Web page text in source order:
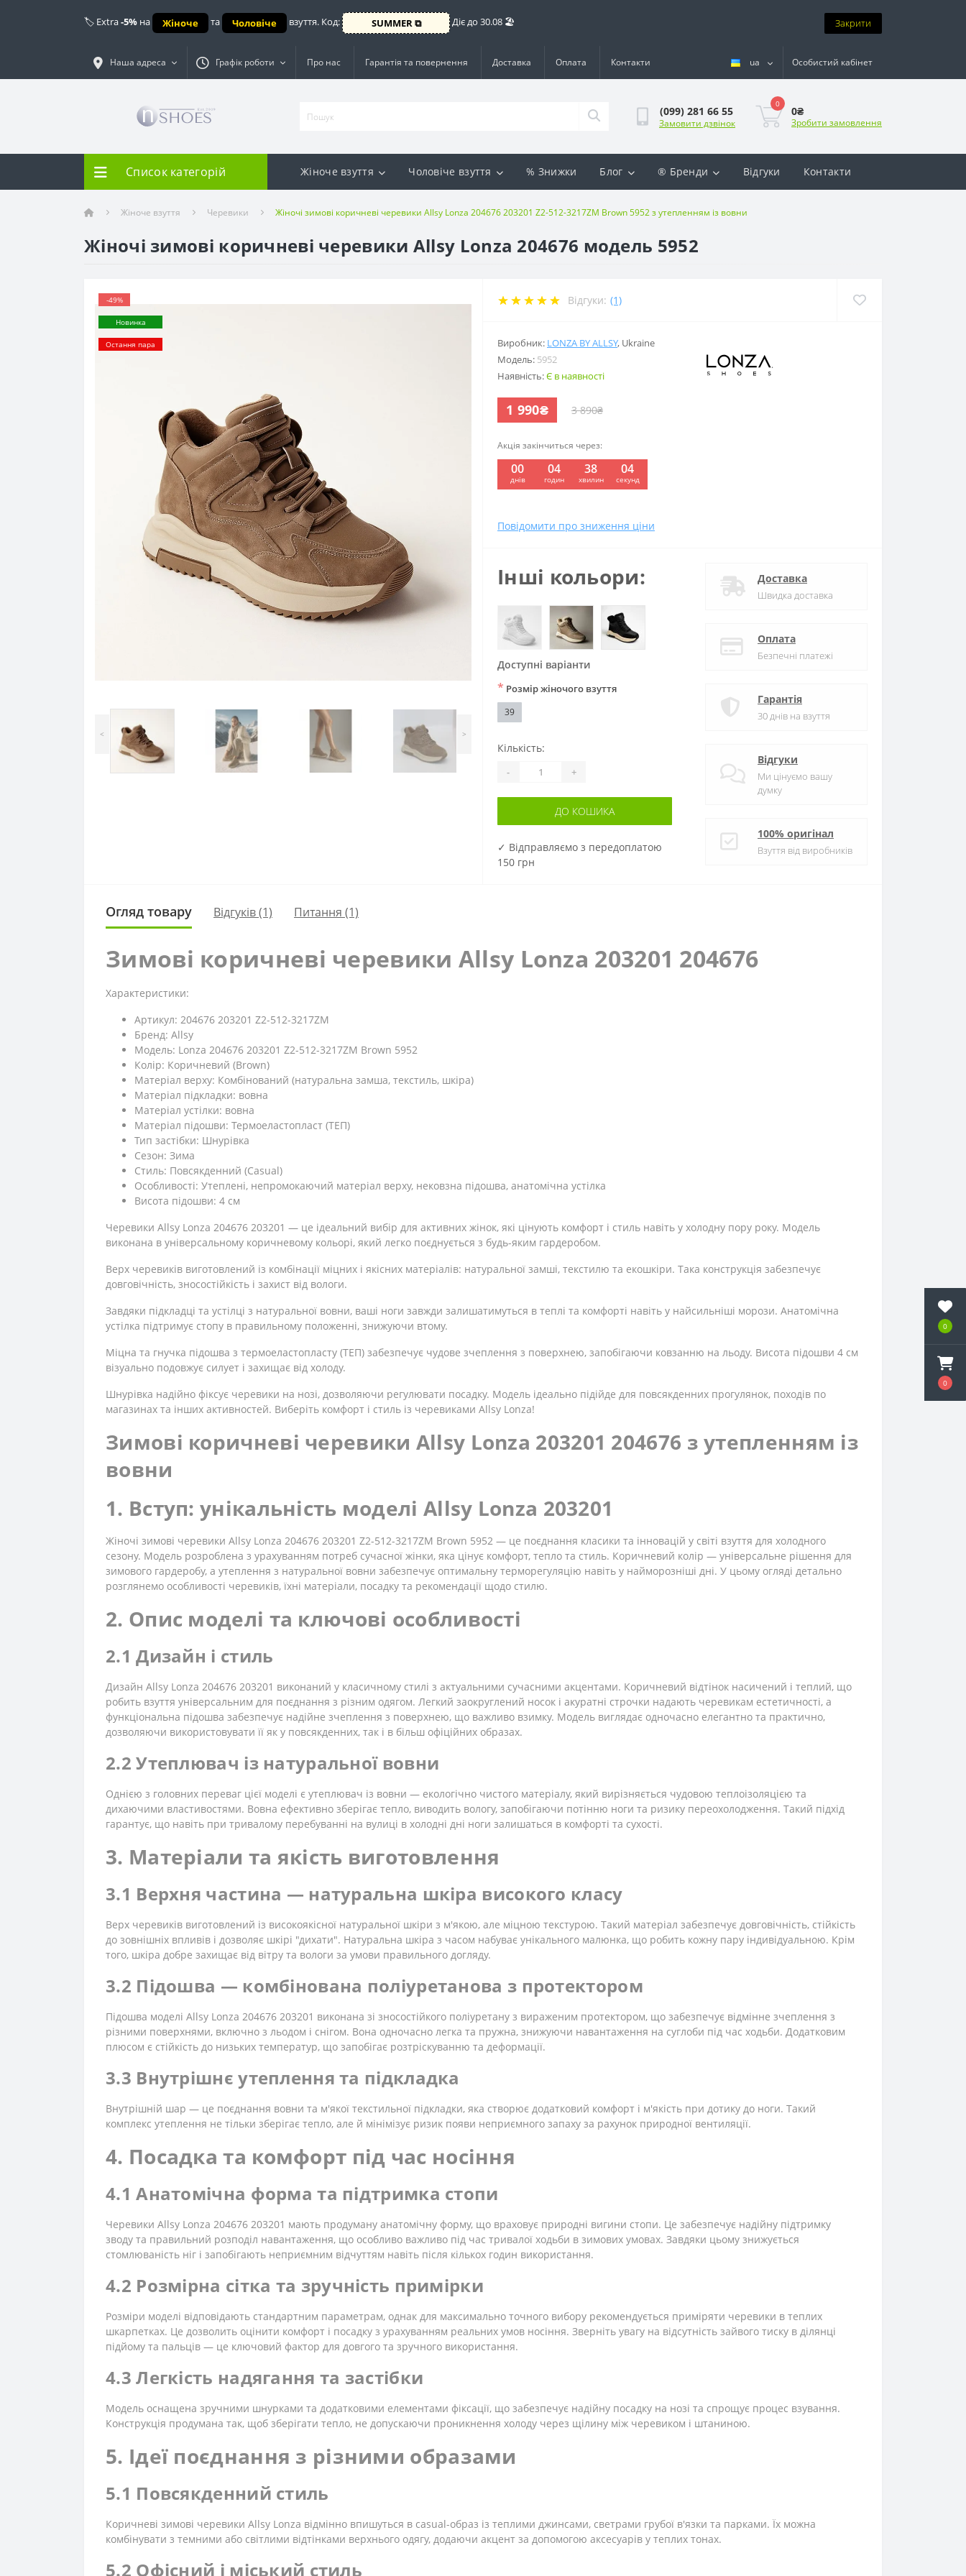
0
0
🏷️ Extra-5% на Жіноче та Чоловіче взуття. Код: SUMMER ⧉ Діє до 30.08 🏖️ Закрити
Наша адреса Графік роботи Про нас Гарантія та повернення Доставка Оплата Контакти ua Особистий кабінет
(099) 281 66 55
Замовити дзвінок
0
0₴
Зробити замовлення
Список категорій Жіноче взуття Чоловіче взуття % Знижки Блог ® Бренди Відгуки Контакти
Жіноче взуття Черевики Жіночі зимові коричневі черевики Allsy Lonza 204676 203201 Z2-512-3217ZM Brown 5952 з утепленням із вовни
Жіночі зимові коричневі черевики Allsy Lonza 204676 модель 5952
-49%
Новинка
Остання пара
< >
Відгуки: (1)
Виробник: LONZA BY ALLSY, Ukraine
Модель: 5952
Наявність:Є в наявності
1 990₴ 3 890₴
Акція закінчиться через:
00
днів
04
годин
38
хвилин
03
секунд
Повідомити про зниження ціни
.
Інші кольори:
Доступні варіанти
* Розмір жіночого взуття
39
Кількість:
- +
ДО КОШИКА
✓ Відправляємо з передоплатою
150 грн
Доставка
Швидка доставка
Оплата
Безпечні платежі
Гарантія
30 днів на взуття
Відгуки
Ми цінуємо вашу
думку
100% оригінал
Взуття від виробників
Огляд товару Відгуків (1) Питання (1)
Зимові коричневі черевики Allsy Lonza 203201 204676
Характеристики:
Артикул: 204676 203201 Z2-512-3217ZM
Бренд: Allsy
Модель: Lonza 204676 203201 Z2-512-3217ZM Brown 5952
Колір: Коричневий (Brown)
Матеріал верху: Комбінований (натуральна замша, текстиль, шкіра)
Матеріал підкладки: вовна
Матеріал устілки: вовна
Матеріал підошви: Термоеластопласт (ТЕП)
Тип застібки: Шнурівка
Сезон: Зима
Стиль: Повсякденний (Casual)
Особливості: Утеплені, непромокаючий матеріал верху, нековзна підошва, анатомічна устілка
Висота підошви: 4 см
Черевики Allsy Lonza 204676 203201 — це ідеальний вибір для активних жінок, які цінують комфорт і стиль навіть у холодну пору року. Модель
виконана в універсальному коричневому кольорі, який легко поєднується з будь-яким гардеробом.
Верх черевиків виготовлений із комбінації міцних і якісних матеріалів: натуральної замші, текстилю та екошкіри. Така конструкція забезпечує
довговічність, зносостійкість і захист від вологи.
Завдяки підкладці та устілці з натуральної вовни, ваші ноги завжди залишатимуться в теплі та комфорті навіть у найсильніші морози. Анатомічна
устілка підтримує стопу в правильному положенні, знижуючи втому.
Міцна та гнучка підошва з термоеластопласту (ТЕП) забезпечує чудове зчеплення з поверхнею, запобігаючи ковзанню на льоду. Висота підошви 4 см
візуально подовжує силует і захищає від холоду.
Шнурівка надійно фіксує черевики на нозі, дозволяючи регулювати посадку. Модель ідеально підійде для повсякденних прогулянок, походів по
магазинах та інших активностей. Виберіть комфорт і стиль із черевиками Allsy Lonza!
Зимові коричневі черевики Allsy Lonza 203201 204676 з утепленням із
вовни
1. Вступ: унікальність моделі Allsy Lonza 203201
Жіночі зимові черевики Allsy Lonza 204676 203201 Z2-512-3217ZM Brown 5952 — це поєднання класики та інновацій у світі взуття для холодного
сезону. Модель розроблена з урахуванням потреб сучасної жінки, яка цінує комфорт, тепло та стиль. Коричневий колір — універсальне рішення для
зимового гардеробу, а утеплення з натуральної вовни забезпечує оптимальну терморегуляцію навіть у найморозніші дні. У цьому огляді детально
розглянемо особливості черевиків, їхні матеріали, посадку та рекомендації щодо стилю.
2. Опис моделі та ключові особливості
2.1 Дизайн і стиль
Дизайн Allsy Lonza 204676 203201 виконаний у класичному стилі з актуальними сучасними акцентами. Коричневий відтінок насичений і теплий, що
робить взуття універсальним для поєднання з різним одягом. Легкий заокруглений носок і акуратні строчки надають черевикам естетичності, а
функціональна підошва забезпечує надійне зчеплення з поверхнею, що важливо взимку. Модель виглядає одночасно елегантно та практично,
дозволяючи використовувати її як у повсякденних, так і в більш офіційних образах.
2.2 Утеплювач із натуральної вовни
Однією з головних переваг цієї моделі є утеплювач із вовни — екологічно чистого матеріалу, який вирізняється чудовою теплоізоляцією та
дихаючими властивостями. Вовна ефективно зберігає тепло, виводить вологу, запобігаючи потінню ноги та ризику переохолодження. Такий підхід
гарантує, що навіть при тривалому перебуванні на вулиці в холодні дні ноги залишаться в комфорті та сухості.
3. Матеріали та якість виготовлення
3.1 Верхня частина — натуральна шкіра високого класу
Верх черевиків виготовлений із високоякісної натуральної шкіри з м'якою, але міцною текстурою. Такий матеріал забезпечує довговічність, стійкість
до зовнішніх впливів і дозволяє шкірі "дихати". Натуральна шкіра з часом набуває унікального малюнка, що робить кожну пару індивідуальною. Крім
того, шкіра добре захищає від вітру та вологи за умови правильного догляду.
3.2 Підошва — комбінована поліуретанова з протектором
Підошва моделі Allsy Lonza 204676 203201 виконана зі зносостійкого поліуретану з вираженим протектором, що забезпечує відмінне зчеплення з
різними поверхнями, включно з льодом і снігом. Вона одночасно легка та пружна, знижуючи навантаження на суглоби під час ходьби. Додатковим
плюсом є стійкість до низьких температур, що запобігає розтріскуванню та деформації.
3.3 Внутрішнє утеплення та підкладка
Внутрішній шар — це поєднання вовни та м'якої текстильної підкладки, яка створює додатковий комфорт і м'якість при дотику до ноги. Такий
комплекс утеплення не тільки зберігає тепло, але й мінімізує ризик появи неприємного запаху за рахунок природної вентиляції.
4. Посадка та комфорт під час носіння
4.1 Анатомічна форма та підтримка стопи
Черевики Allsy Lonza 204676 203201 мають продуману анатомічну форму, що враховує природні вигини стопи. Це забезпечує надійну підтримку
зводу та правильний розподіл навантаження, що особливо важливо під час тривалої ходьби в зимових умовах. Завдяки цьому знижується
стомлюваність ніг і запобігають неприємним відчуттям навіть після кількох годин використання.
4.2 Розмірна сітка та зручність примірки
Розміри моделі відповідають стандартним параметрам, однак для максимально точного вибору рекомендується приміряти черевики в теплих
шкарпетках. Це дозволить оцінити комфорт і посадку з урахуванням реальних умов носіння. Зверніть увагу на відсутність зайвого тиску в ділянці
підйому та пальців — це ключовий фактор для довгого та зручного використання.
4.3 Легкість надягання та застібки
Модель оснащена зручними шнурками та додатковими елементами фіксації, що забезпечує надійну посадку на нозі та спрощує процес взування.
Конструкція продумана так, щоб зберігати тепло, не допускаючи проникнення холоду через щілину між черевиком і штаниною.
5. Ідеї поєднання з різними образами
5.1 Повсякденний стиль
Коричневі зимові черевики Allsy Lonza відмінно впишуться в casual-образ із теплими джинсами, светрами грубої в'язки та парками. Їх можна
комбінувати з темними або світлими відтінками верхнього одягу, додаючи акцент за допомогою аксесуарів у теплих тонах.
5.2 Офісний і міський стиль